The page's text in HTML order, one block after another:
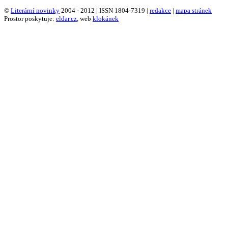
© Literární novinky 2004 - 2012 | ISSN 1804-7319 | redakce | mapa stránek
Prostor poskytuje: eldar.cz , web klokánek